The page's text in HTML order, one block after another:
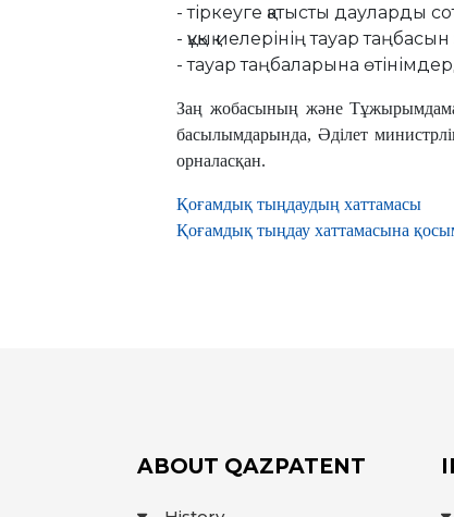
- тіркеуге қатысты дауларды
- құқық иелерінің тауар
- тауар таңбаларына
Заң жобасының және
басылымдарында, Әділет
орналасқан.
Қоғамдық тыңдаудың хаттамасы
Қоғамдық тыңдау хаттамасына
ABOUT QAZPATENT